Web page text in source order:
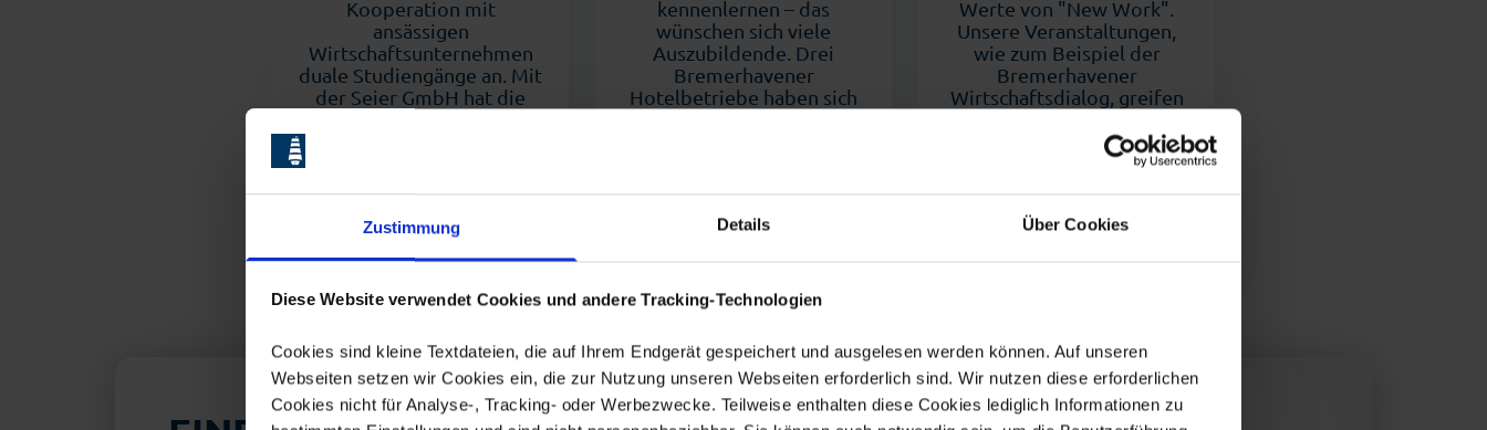
Zustimmung Details Über Cookies
Diese Website verwendet Cookies und andere Tracking-Technologien
Cookies sind kleine Textdateien, die auf Ihrem Endgerät gespeichert und ausgelesen werden können. Auf unseren
Webseiten setzen wir Cookies ein, die zur Nutzung unseren Webseiten erforderlich sind. Wir nutzen diese erforderlichen
Cookies nicht für Analyse-, Tracking- oder Werbezwecke. Teilweise enthalten diese Cookies lediglich Informationen zu
Kooperation mit
ansässigen
Wirtschaftsunternehmen
duale Studiengänge an. Mit
der Seier GmbH hat die
kennenlernen – das
wünschen sich viele
Auszubildende. Drei
Bremerhavener
Hotelbetriebe haben sich
Werte von "New Work".
Unsere Veranstaltungen,
wie zum Beispiel der
Bremerhavener
Wirtschaftsdialog, greifen
branchenübergreifenden
Themen auf und geben